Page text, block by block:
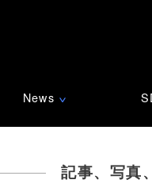
News ∨
記事、写真